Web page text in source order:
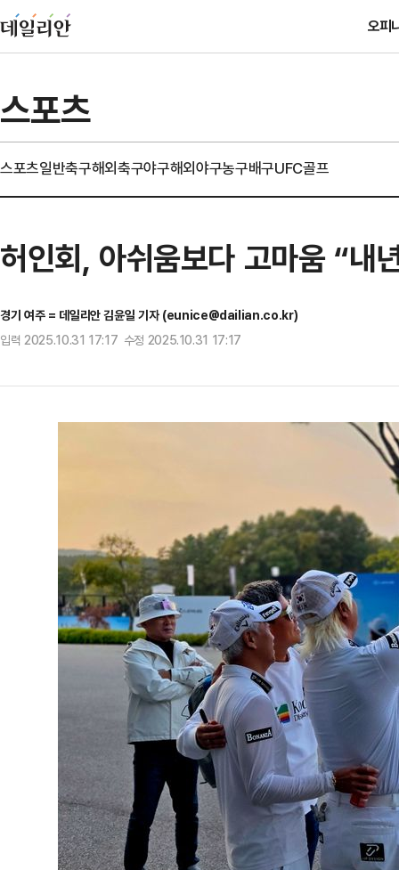
오피
스포츠
스포츠일반축구해외축구야구해외야구농구배구UFC골프
허인회, 아쉬움보다 고마움 “내
경기 여주 = 데일리안 김윤일 기자 (eunice@dailian.co.kr)
입력 2025.10.31 17:17 수정 2025.10.31 17:17